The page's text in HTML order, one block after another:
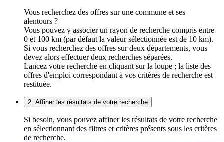
Vous recherchez des offres sur une commune et ses
alentours ?
Vous pouvez y associer un rayon de recherche compris entre
0 et 100 km (par défaut la valeur sélectionnée est de 10 km).
Si vous recherchez des offres sur deux départements, vous
devez alors effectuer deux recherches séparées.
Lancez votre recherche en cliquant sur la loupe ; la liste des
offres d'emploi correspondant à vos critères de recherche est
restituée.
2. Affiner les résultats de votre recherche
Si besoin, vous pouvez affiner les résultats de votre recherche
en sélectionnant des filtres et critères présents sous les critères
de recherche.